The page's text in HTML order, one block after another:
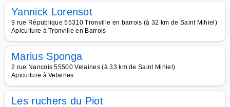
Yannick Lorensot
9 rue République 55310 Tronville en barrois (à 32 km de Saint Mihiel)
Apiculture à Tronville en Barrois
Marius Sponga
2 rue Nancois 55500 Velaines (à 33 km de Saint Mihiel)
Apiculture à Velaines
Les ruchers du Piot